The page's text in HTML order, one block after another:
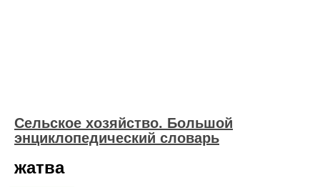
Сельское хозяйство. Большой
энциклопедический словарь
жатва